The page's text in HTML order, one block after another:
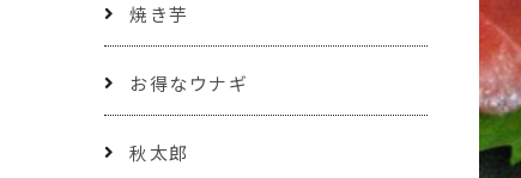
焼き芋
お得なウナギ
秋太郎